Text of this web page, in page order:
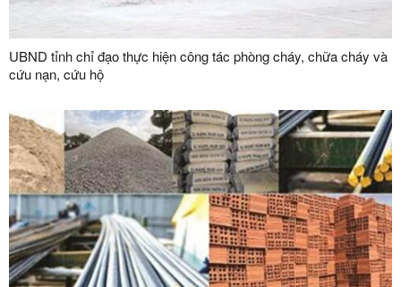
UBND tỉnh chỉ đạo thực hiện công tác phòng cháy, chữa cháy và
cứu nạn, cứu hộ